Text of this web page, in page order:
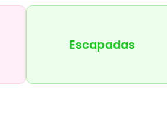
Escapadas